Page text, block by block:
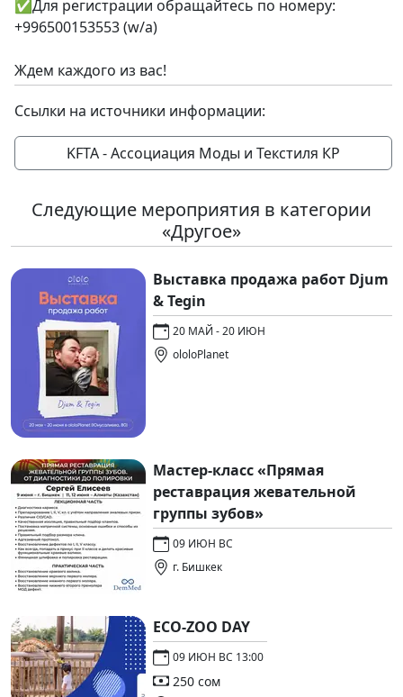
✅Для регистрации обращайтесь по номеру:
+996500153553 (w/a)
Ждем каждого из вас!
Ссылки на источники информации:
KFTA - Ассоциация Моды и Текстиля КР
Следующие мероприятия в категории
«Другое»
Выставка продажа работ Djum
& Tegin
20 МАЙ - 20 ИЮН
ololoPlanet
Мастер-класс «Прямая
реставрация жевательной
группы зубов»
09 ИЮН ВС
г. Бишкек
ECO-ZOO DAY
09 ИЮН ВС 13:00
250 сом